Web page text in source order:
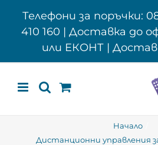
Телефони за поръчки:
410 160 | Доставка до
или ЕКОНТ |
Начало
Дистанционни управления